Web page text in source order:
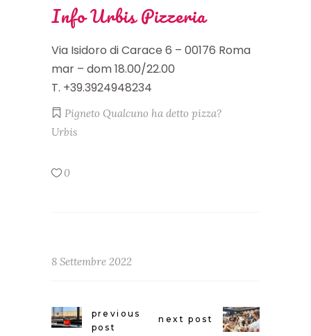
Info Urbis Pizzeria
Via Isidoro di Carace 6 – 00176 Roma
mar – dom 18.00/22.00
T. +39.3924948234
Pigneto Qualcuno ha detto pizza?
Urbis
0
8 Settembre 2022
previous
post
next post